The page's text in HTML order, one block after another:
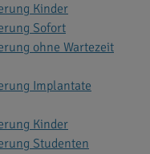
Kinder
Sofort
ohne Wartezeit
Implantate
Kinder
Studenten